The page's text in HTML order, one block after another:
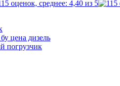
цена дизель
погрузчик